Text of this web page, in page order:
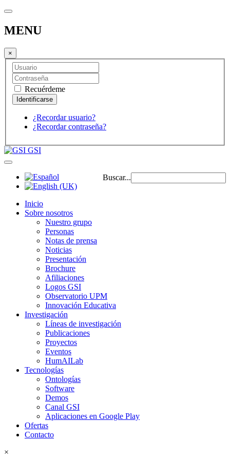
MENU
×
Recuérdeme
¿Recordar usuario?
¿Recordar contraseña?
GSI
Buscar...
Inicio
Sobre nosotros
Nuestro grupo
Personas
Notas de prensa
Noticias
Presentación
Brochure
Afiliaciones
Logos GSI
Observatorio UPM
Innovación Educativa
Investigación
Líneas de investigación
Publicaciones
Proyectos
Eventos
HumAILab
Tecnologías
Ontologías
Software
Demos
Canal GSI
Aplicaciones en Google Play
Ofertas
Contacto
×